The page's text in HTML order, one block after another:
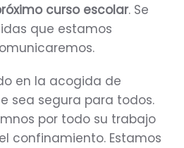
curso escolar. Se
que estamos
en la acogida de
sea segura para todos.
por todo su trabajo
confinamiento. Estamos